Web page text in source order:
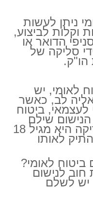
ניתן לעשות
וקלות לביצוע,
הדואר או
סליקה של
הו"ק.
לאומי, יש
לב, כאשר
ביטוח
שילם
כראוי לביטוח לאומי הבדיקה היא מגיל 18
לאותו
לאומי?
חוב לנישום
יש לשלם